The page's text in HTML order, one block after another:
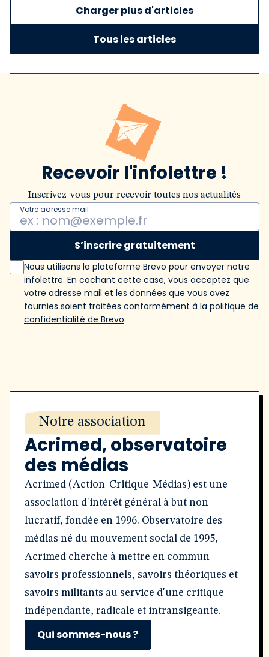
Charger plus d'articles
Tous les articles
Recevoir l'infolettre !
Inscrivez-vous pour recevoir toutes nos actualités
Votre adresse mail
S’inscrire gratuitement
Nous utilisons la plateforme Brevo pour envoyer notre
infolettre. En cochant cette case, vous acceptez que
votre adresse mail et les données que vous avez
fournies soient traitées conformément à la politique de
confidentialité de Brevo.
Notre association
Acrimed, observatoire
des médias
Acrimed (Action-Critique-Médias) est une
association d'intérêt général à but non
lucratif, fondée en 1996. Observatoire des
médias né du mouvement social de 1995,
Acrimed cherche à mettre en commun
savoirs professionnels, savoirs théoriques et
savoirs militants au service d'une critique
indépendante, radicale et intransigeante.
Qui sommes-nous ?